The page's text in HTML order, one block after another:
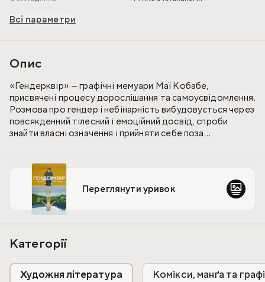
Всі параметри
Опис
«Гендерквір» — графічні мемуари Маї Кобабе,
присвячені процесу дорослішання та самоусвідомлення.
Розмова про гендер і небінарність вибудовується через
повсякденний тілесний і емоційний досвід, спроби
знайти власні означення і прийняти себе поза
стани, а український переклад зберігає авторську
небінарність і цілісність висловлювання.
Переглянути уривок
Категорії
Художня література Комікси, манґа та